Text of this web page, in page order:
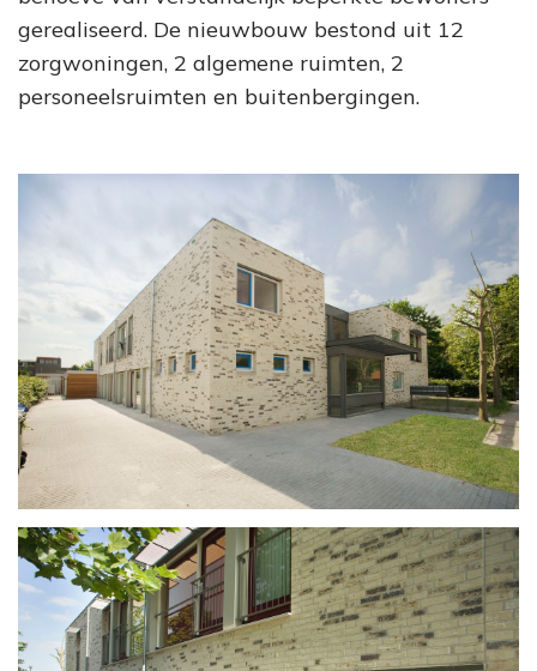
gerealiseerd. De nieuwbouw bestond uit 12
zorgwoningen, 2 algemene ruimten, 2
personeelsruimten en buitenbergingen.